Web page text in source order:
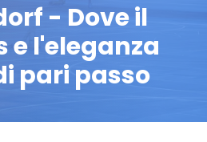
- Dove il
e l'eleganza
pari passo